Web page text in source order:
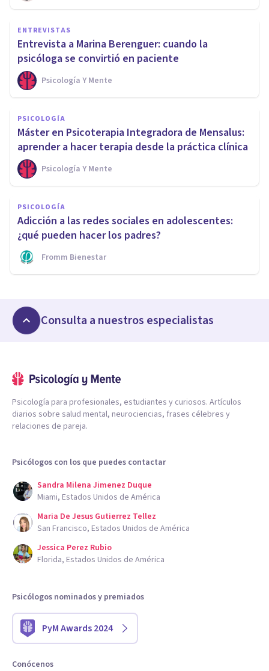
ENTREVISTAS
Entrevista a Marina Berenguer: cuando la
psicóloga se convirtió en paciente
Psicología Y Mente
PSICOLOGÍA
Máster en Psicoterapia Integradora de Mensalus:
aprender a hacer terapia desde la práctica clínica
Psicología Y Mente
PSICOLOGÍA
Adicción a las redes sociales en adolescentes:
¿qué pueden hacer los padres?
Fromm Bienestar
Consulta a nuestros especialistas
Psicología para profesionales, estudiantes y curiosos. Artículos
diarios sobre salud mental, neurociencias, frases célebres y
relaciones de pareja.
Psicólogos con los que puedes contactar
Sandra Milena Jimenez Duque
Miami, Estados Unidos de América
Maria De Jesus Gutierrez Tellez
San Francisco, Estados Unidos de América
Jessica Perez Rubio
Florida, Estados Unidos de América
Psicólogos nominados y premiados
PyM Awards 2024
Conócenos